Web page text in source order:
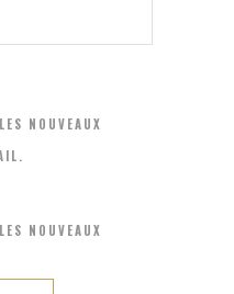
NOUVEAUX
NOUVEAUX